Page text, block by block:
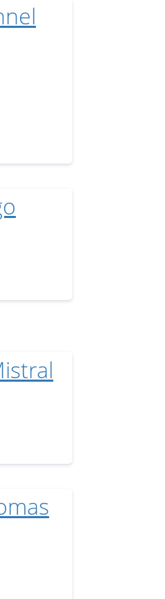
Jean Baptiste BROCHIER